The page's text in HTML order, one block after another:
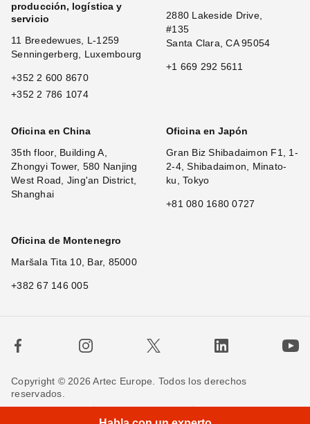
producción, logística y
servicio
11 Breedewues, L-1259
Senningerberg, Luxembourg
+352 2 600 8670
+352 2 786 1074
2880 Lakeside Drive,
#135
Santa Clara, CA 95054
+1 669 292 5611
Oficina en China
35th floor, Building A,
Zhongyi Tower, 580 Nanjing
West Road, Jing'an District,
Shanghai
Oficina en Japón
Gran Biz Shibadaimon F1, 1-
2-4, Shibadaimon, Minato-
ku, Tokyo
+81 080 1680 0727
Oficina de Montenegro
Maršala Tita 10, Bar, 85000
+382 67 146 005
Copyright © 2026 Artec Europe. Todos los derechos
reservados.